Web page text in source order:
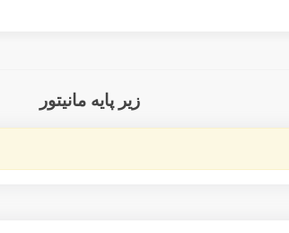
زیر پایه مانیتور